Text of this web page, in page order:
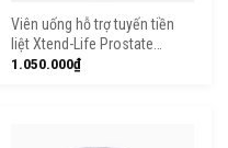
Viên uống hỗ trợ tuyến tiền
liệt Xtend-Life Prostate
Support (60 viên)
1.050.000₫